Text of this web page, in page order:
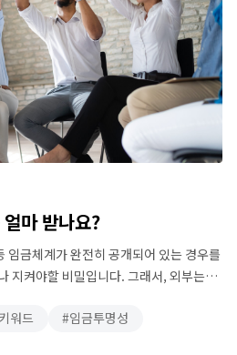
워드 임금투명성
마 받나요?
임금체계가 완전히 공개되어 있는 경우를
지켜야할 비밀입니다. 그래서, 외부는
, 특히 이 정보를 자유롭게 이용할 수